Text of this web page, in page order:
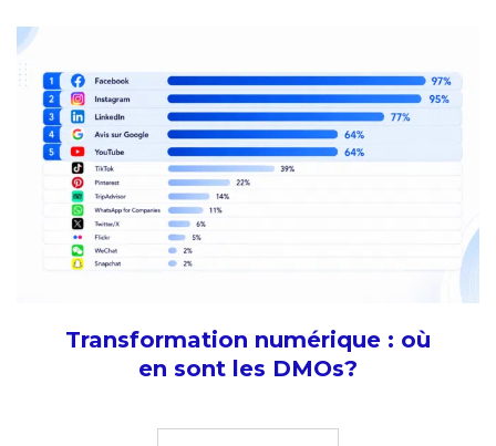
Transformation numérique : où
en sont les DMOs?